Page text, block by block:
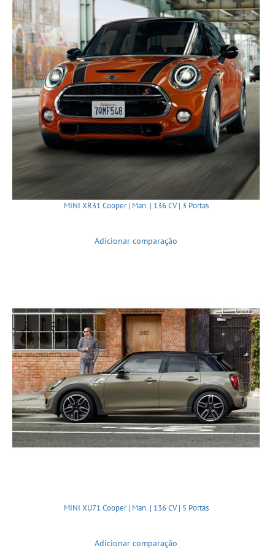
MINI XR31 Cooper | Man. | 136 CV | 3 Portas
Adicionar comparação
MINI XU71 Cooper | Man. | 136 CV | 5 Portas
Adicionar comparação